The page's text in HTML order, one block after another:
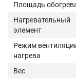
Площадь
Нагревательный
элемент
Режим
нагрева
Вес